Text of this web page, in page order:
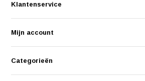
Klantenservice
Mijn account
Categorieën